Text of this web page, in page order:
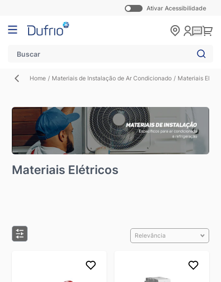
Ativar Acessibilidade
Pular para o conteúdo
Home / Materiais de Instalação de Ar Condicionado / Materiais
Materiais Elétricos
Relevância